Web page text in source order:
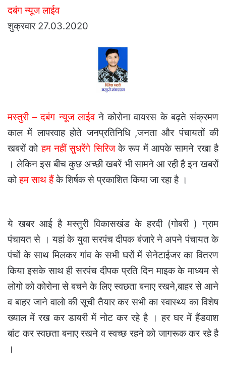
दबंग न्यूज लाईव
शुक्रवार 27.03.2020
मस्तुरी – दबंग न्यूज लाईवने कोरोना वायरस के बढ़ते संक्रमण
काल में लापरवाह होते जनप्रतिनिधि ,जनता और पंचायतों की
खबरों कोहम नहीं सुधरेंगे सिरिजके रूप में आपके सामने रखा है
। लेकिन इस बीच कुछ अच्छी खबरें भी सामने आ रही है इन खबरों
कोहम साथ हैंके शिर्षक से प्रकाशित किया जा रहा है ।
ये खबर आई है मस्तुरी विकासखंड के हरदी (गोबरी ) ग्राम
पंचायत से । यहां के युवा सरपंच दीपक बंजारे ने अपने पंचायत के
पंचों के साथ मिलकर गांव के सभी घरों में सेनेटाईजर का वितरण
किया इसके साथ ही सरपंच दीपक प्रति दिन माइक के माध्यम से
लोगो को कोरोना से बचने के लिए स्वछता बनाए रखने,बाहर से आने
व बाहर जाने वालो की सूची तैयार कर सभी का स्वास्थ्य का विशेष
ख्याल में रख कर डायरी में नोट कर रहे है । हर घर में हैंडवाश
बांट कर स्वछता बनाए रखने व स्वच्छ रहने को जागरूक कर रहे है
।